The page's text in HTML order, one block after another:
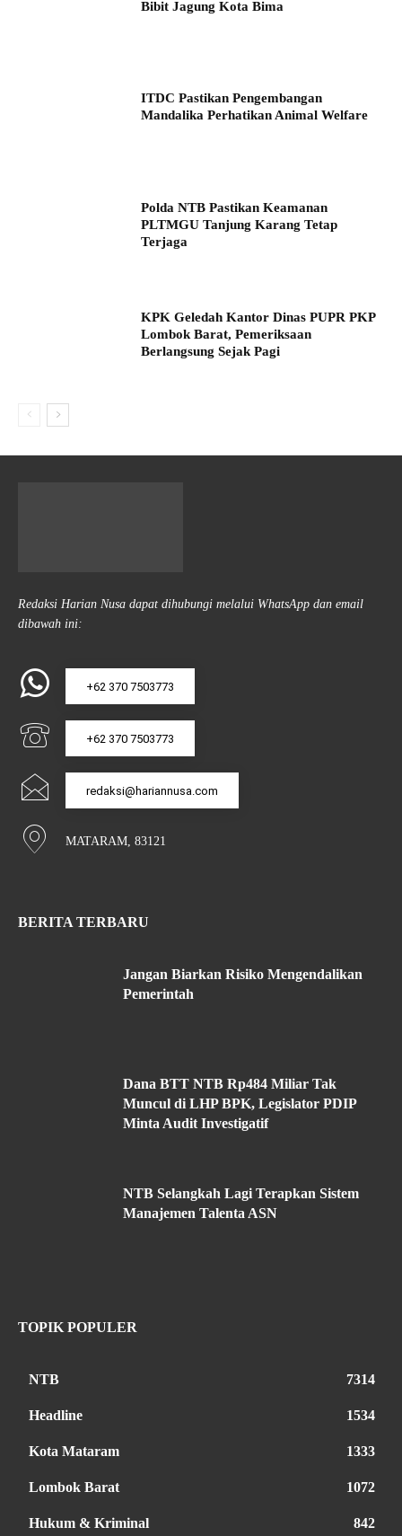
Bibit Jagung Kota Bima
ITDC Pastikan Pengembangan
Mandalika Perhatikan Animal Welfare
Polda NTB Pastikan Keamanan
PLTMGU Tanjung Karang Tetap
Terjaga
KPK Geledah Kantor Dinas PUPR PKP
Lombok Barat, Pemeriksaan
Berlangsung Sejak Pagi
Redaksi Harian Nusa dapat dihubungi melalui WhatsApp dan email
dibawah ini:
+62 370 7503773
+62 370 7503773
redaksi@hariannusa.com
MATARAM, 83121
BERITA TERBARU
Jangan Biarkan Risiko Mengendalikan
Pemerintah
Dana BTT NTB Rp484 Miliar Tak
Muncul di LHP BPK, Legislator PDIP
Minta Audit Investigatif
NTB Selangkah Lagi Terapkan Sistem
Manajemen Talenta ASN
TOPIK POPULER
NTB 7314
Headline 1534
Kota Mataram 1333
Lombok Barat 1072
Hukum & Kriminal 842